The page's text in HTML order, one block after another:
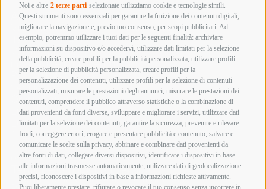
Noi e altre 2 terze parti selezionate utilizziamo cookie e tecnologie simili.
Questi strumenti sono essenziali per garantire la fruizione dei contenuti digitali,
migliorare la navigazione e, previo tuo consenso, per scopi pubblicitari. Ad
esempio, potremmo utilizzare i tuoi dati per le seguenti finalità: archiviare
informazioni su dispositivo e/o accedervi, utilizzare dati limitati per la selezione
della pubblicità, creare profili per la pubblicità personalizzata, utilizzare profili
per la selezione di pubblicità personalizzata, creare profili per la
personalizzazione dei contenuti, utilizzare profili per la selezione di contenuti
personalizzati, misurare le prestazioni degli annunci, misurare le prestazioni dei
contenuti, comprendere il pubblico attraverso statistiche o la combinazione di
dati provenienti da fonti diverse, sviluppare e migliorare i servizi, utilizzare dati
limitati per la selezione dei contenuti, garantire la sicurezza, prevenire e rilevare
frodi, correggere errori, erogare e presentare pubblicità e contenuto, salvare e
comunicare le scelte sulla privacy, abbinare e combinare dati provenienti da
altre fonti di dati, collegare diversi dispositivi, identificare i dispositivi in base
alle informazioni trasmesse automaticamente, utilizzare dati di geolocalizzazione
precisi, riconoscere i dispositivi in base a informazioni richieste attivamente.
Puoi liberamente prestare, rifiutare o revocare il tuo consenso senza incorrere in
Armeria innocenti
Via Labriola, 219 – 59013 Montemurlo (PRATO)
Tel. +39 0574 652057
Whatsapp 392 4800893
info@armeriainnocenti.it
P.IVA 01652270974
Seguici su:
Orari di apertura
Lunedì mattina Chiuso
Lunedì pomeriggio
15:00 – 19:00
Martedì – Sabato
09:00 – 12:30 / 15:00 – 19:00
Termini e Condizioni di Vendita
Informazioni acquisto armi e munizioni